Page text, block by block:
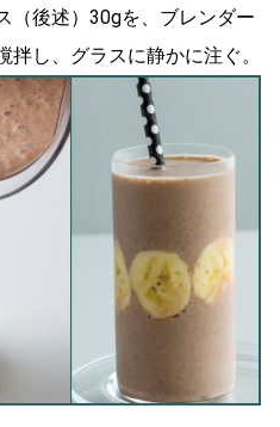
（後述）30gを、ブレンダー
し、グラスに静かに注ぐ。